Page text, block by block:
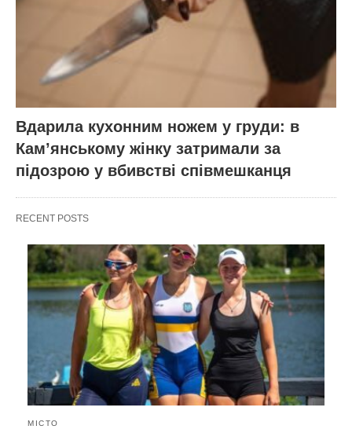
Вдарила кухонним ножем у груди: в
Кам’янському жінку затримали за
підозрою у вбивстві співмешканця
RECENT POSTS
МІСТО